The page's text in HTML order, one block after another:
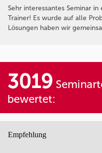
Sehr interessantes Seminar
Trainer! Es wurde auf alle
Lösungen haben wir
3019
bewertet:
Empfehlung